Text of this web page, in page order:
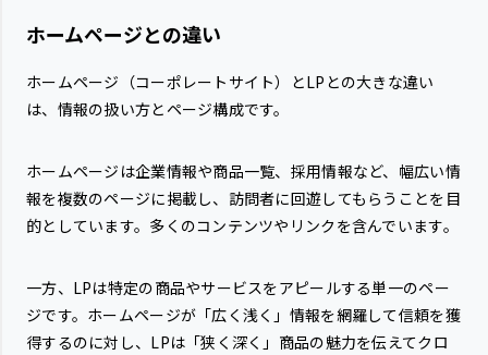
ホームページとの違い
ホームページ（コーポレートサイト）とLPとの大きな違い
は、情報の扱い方とページ構成です。
ホームページは企業情報や商品一覧、採用情報など、幅広い情
報を複数のページに掲載し、訪問者に回遊してもらうことを目
的としています。多くのコンテンツやリンクを含んでいます。
一方、LPは特定の商品やサービスをアピールする単一のペー
ジです。ホームページが「広く浅く」情報を網羅して信頼を獲
得するのに対し、LPは「狭く深く」商品の魅力を伝えてクロ